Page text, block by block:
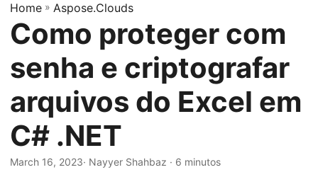
n
a
n
v
e
g
a
Home » Aspose.Clouds
Como proteger com
senha e criptografar
arquivos do Excel em
C# .NET
March 16, 2023· Nayyer Shahbaz · 6 minutos